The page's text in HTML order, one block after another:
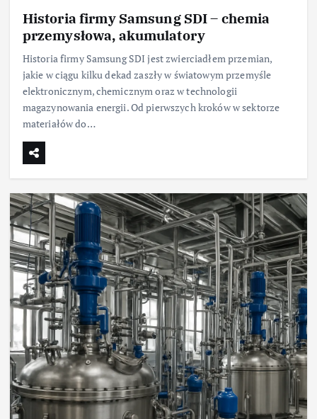
Historia firmy Samsung SDI – chemia
przemysłowa, akumulatory
Historia firmy Samsung SDI jest zwierciadłem przemian,
jakie w ciągu kilku dekad zaszły w światowym przemyśle
elektronicznym, chemicznym oraz w technologii
magazynowania energii. Od pierwszych kroków w sektorze
materiałów do…